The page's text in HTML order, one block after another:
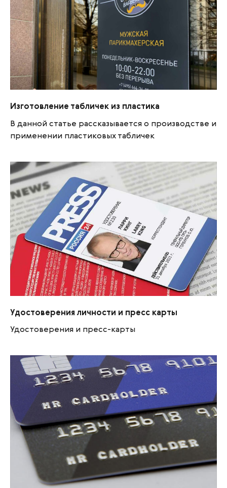
Изготовление табличек из пластика
В данной статье рассказывается о производстве и
применении пластиковых табличек
Удостоверения личности и пресс карты
Удостоверения и пресс-карты